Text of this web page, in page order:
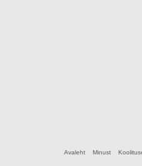
Avaleht Minust